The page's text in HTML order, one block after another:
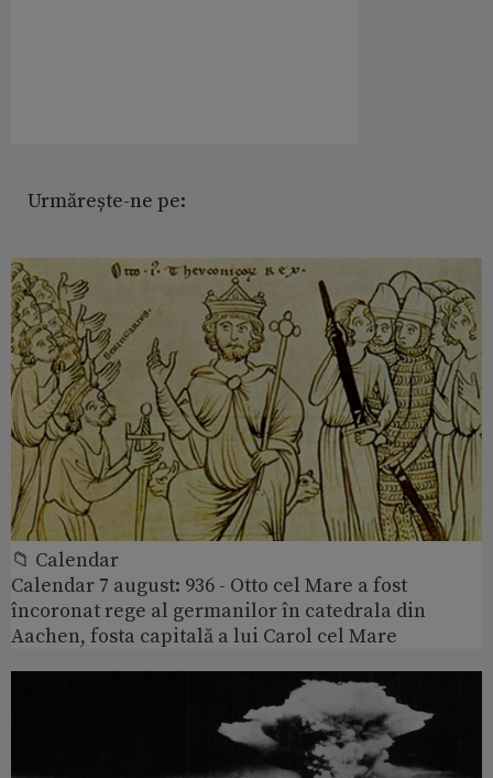
Urmărește-ne pe:
📁 Calendar
Calendar 7 august: 936 - Otto cel Mare a fost
încoronat rege al germanilor în catedrala din
Aachen, fosta capitală a lui Carol cel Mare